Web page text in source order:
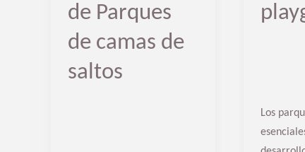
de Parques
de camas de
saltos
Los